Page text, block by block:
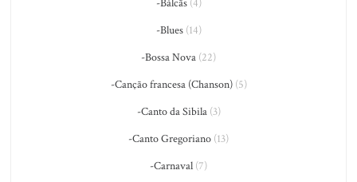
-Bálcãs(4)
-Blues(14)
-Bossa Nova (22)
-Canção francesa (Chanson)(5)
-Canto da Sibila(3)
-Canto Gregoriano (13)
-Carnaval (7)